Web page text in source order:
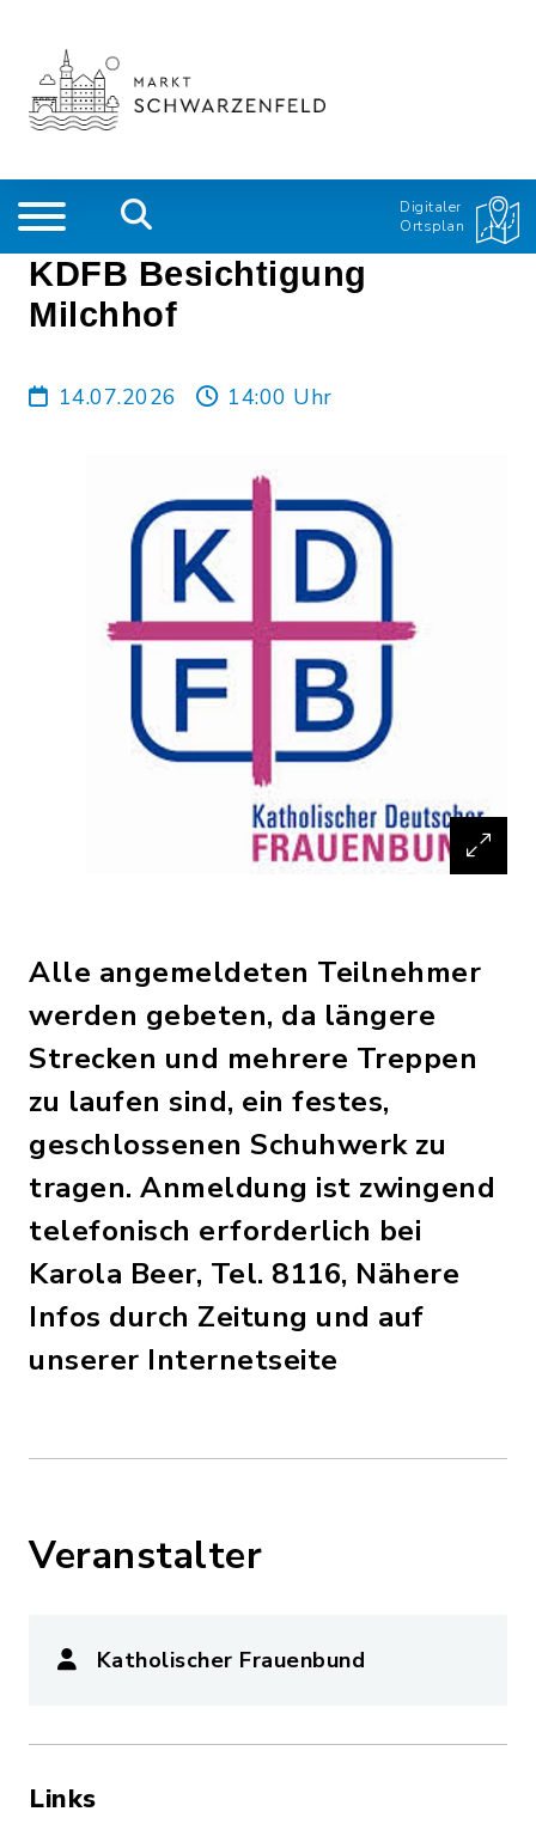
Digitaler
Ortsplan
KDFB Besichtigung
Milchhof
14.07.2026 14:00 Uhr
Alle angemeldeten Teilnehmer
werden gebeten, da längere
Strecken und mehrere Treppen
zu laufen sind, ein festes,
geschlossenen Schuhwerk zu
tragen. Anmeldung ist zwingend
telefonisch erforderlich bei
Karola Beer, Tel. 8116, Nähere
Infos durch Zeitung und auf
unserer Internetseite
Veranstalter
Katholischer Frauenbund
Links